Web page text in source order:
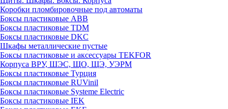
Коробки пломбировочные под автоматы
Боксы пластиковые ABB
Боксы пластиковые TDM
Боксы пластиковые DKC
Шкафы металлические пустые
Боксы пластиковые и аксессуары TEKFOR
Корпуса ВРУ, ШЭС, ЩО, ЩЭ, УЭРМ
Боксы пластиковые Турция
Боксы пластиковые RUVinil
Боксы пластиковые Systeme Electric
Боксы пластиковые IEK